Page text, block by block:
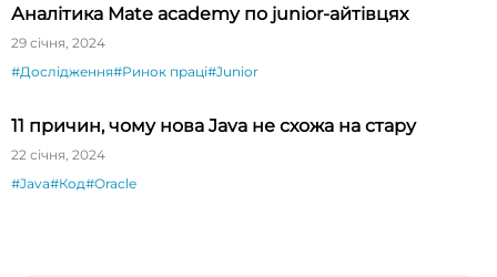
Аналітика Mate academy по junior-айтівцях
29 січня, 2024
#Дослідження#Ринок праці#Junior
11 причин, чому нова Java не схожа на стару
22 січня, 2024
#Java#Код#Oracle